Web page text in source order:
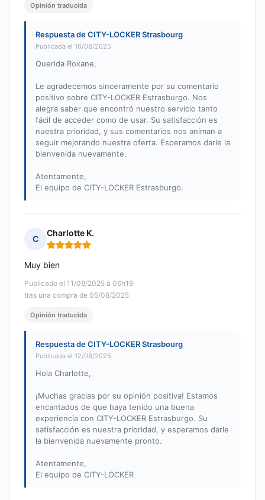
Opinión traducida
Respuesta de CITY-LOCKER Strasbourg
Publicada el 16/08/2025
Querida Roxane,
Le agradecemos sinceramente por su comentario
positivo sobre CITY-LOCKER Estrasburgo. Nos
alegra saber que encontró nuestro servicio tanto
fácil de acceder como de usar. Su satisfacción es
nuestra prioridad, y sus comentarios nos animan a
seguir mejorando nuestra oferta. Esperamos darle la
bienvenida nuevamente.
Atentamente,
El equipo de CITY-LOCKER Estrasburgo.
C
Charlotte K.
Nota: 5 de 5
Publicado el 11/08/2025 à 06h19
tras una compra de 05/08/2025
Muy bien
Opinión traducida
Respuesta de CITY-LOCKER Strasbourg
Publicada el 12/08/2025
Hola Charlotte,
¡Muchas gracias por su opinión positiva! Estamos
encantados de que haya tenido una buena
experiencia con CITY-LOCKER Estrasburgo. Su
satisfacción es nuestra prioridad, y esperamos darle
la bienvenida nuevamente pronto.
Atentamente,
El equipo de CITY-LOCKER